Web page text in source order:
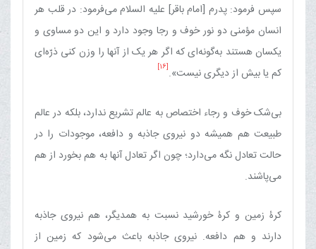
سپس فرمود: پدرم [امام باقر] علیه السلام می‌فرمود: در قلب هر
انسان مؤمنی دو نور خوف و رجا وجود دارد و این دو مساوی و
یکسان هستند به‌گونه‌ای که اگر هر یک از آنها را وزن کنی ذرّه‌ای
کم یا بیش از دیگری نیست».[16]
بی‌شک خوف و رجاء اختصاص به عالم تشریع ندارد، بلکه در عالم
طبیعت هم همیشه دو نیروی جاذبه و دافعه، موجودات را در
حالت تعادل نگه می‌دارد؛ چون اگر تعادل آنها به هم بخورد از هم
می‌پاشند.
کرۀ زمین و کرۀ خورشید نسبت به همدیگر، هم نیروی جاذبه
دارند و هم دافعه. نیروی جاذبه باعث می‌شود که زمین از